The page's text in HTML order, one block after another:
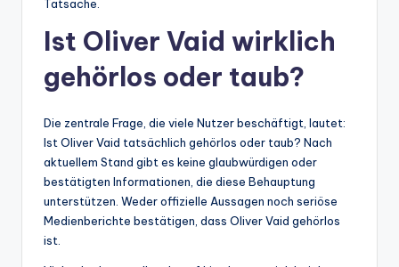
Tatsache.
Ist Oliver Vaid wirklich
gehörlos oder taub?
Die zentrale Frage, die viele Nutzer beschäftigt, lautet:
Ist Oliver Vaid tatsächlich gehörlos oder taub? Nach
aktuellem Stand gibt es keine glaubwürdigen oder
bestätigten Informationen, die diese Behauptung
unterstützen. Weder offizielle Aussagen noch seriöse
Medienberichte bestätigen, dass Oliver Vaid gehörlos
ist.